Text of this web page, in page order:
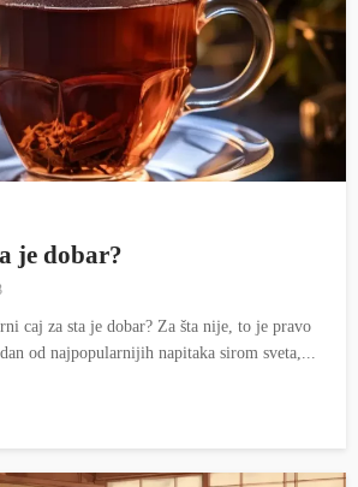
je dobar?
caj za sta je dobar? Za šta nije, to je pravo
od najpopularnijih napitaka sirom sveta,...